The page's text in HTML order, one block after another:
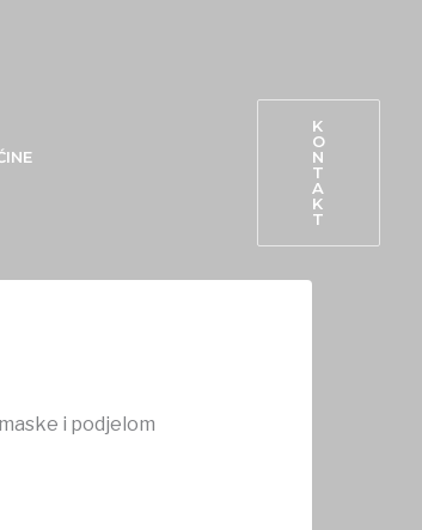
K
O
N
T
A
K
T
i podjelom